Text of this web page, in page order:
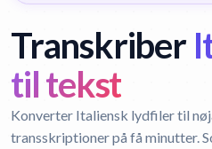
Transkriber
til tekst
Konverter Italiensk lydfiler til
transskriptioner på få minutter.